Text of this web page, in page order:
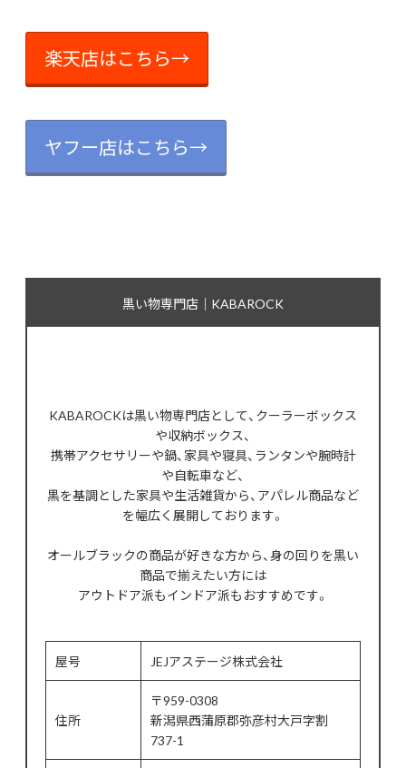
楽天店はこちら→
ヤフー店はこちら→
黒い物専門店｜KABAROCK
KABAROCKは黒い物専門店として、クーラーボックス
や収納ボックス、
携帯アクセサリーや鍋、家具や寝具、ランタンや腕時計
や自転車など、
黒を基調とした家具や生活雑貨から、アパレル商品など
を幅広く展開しております。
オールブラックの商品が好きな方から、身の回りを黒い
商品で揃えたい方には
アウトドア派もインドア派もおすすめです。
屋号 JEJアステージ株式会社
住所
〒959-0308
新潟県西蒲原郡弥彦村大戸字割
737-1